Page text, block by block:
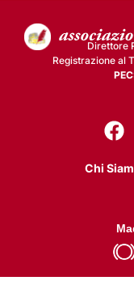
Direttore
Registrazione al
Chi